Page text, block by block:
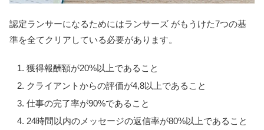
認定ランサーになるためにはランサーズ がもうけた7つの基
準を全てクリアしている必要があります。
獲得報酬額が20%以上であること
クライアントからの評価が4,8以上であること
仕事の完了率が90%であること
24時間以内のメッセージの返信率が80%以上であること